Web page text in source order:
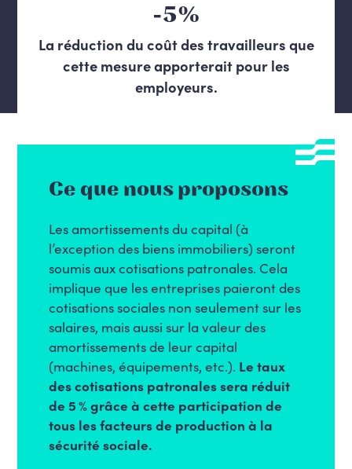
-5%
La réduction du coût des travailleurs que
cette mesure apporterait pour les
employeurs.
Ce que nous proposons
Les amortissements du capital (à
l’exception des biens immobiliers) seront
soumis aux cotisations patronales. Cela
implique que les entreprises paieront des
cotisations sociales non seulement sur les
salaires, mais aussi sur la valeur des
amortissements de leur capital
(machines, équipements, etc.). Le taux
des cotisations patronales sera réduit
de 5 % grâce à cette participation de
tous les facteurs de production à la
sécurité sociale.